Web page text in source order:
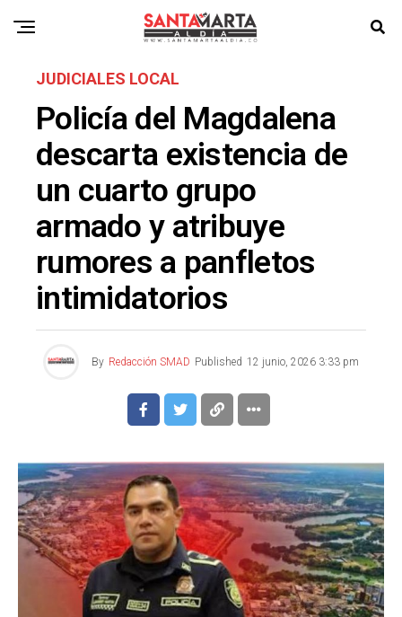
JUDICIALES LOCAL
Policía del Magdalena
descarta existencia de
un cuarto grupo
armado y atribuye
rumores a panfletos
intimidatorios
By Redacción SMAD Published 12 junio, 2026 3:33 pm